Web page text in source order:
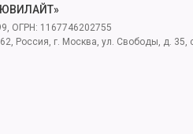
ОГРН: 1167746202755
Россия, г. Москва, ул. Свободы, д. 35,